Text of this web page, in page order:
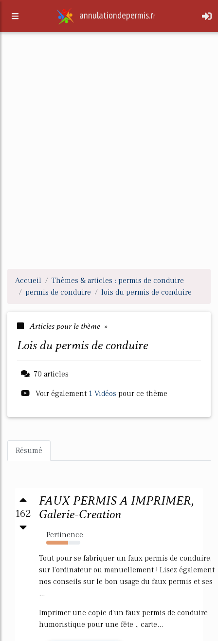
annulationdepermis.fr
Accueil
Thèmes & articles : permis de conduire
permis de conduire
lois du permis de conduire
Articles pour le thème »
lois du permis de conduire
70 articles
Voir également 1 Vidéos pour ce thème
Résumé
162
FAUX PERMIS A IMPRIMER,
Galerie-Creation
Pertinence
64%
Tout pour se fabriquer un faux permis de conduire,
sur l'ordinateur ou manuellement ! Lisez également
nos conseils sur le bon usage du faux permis et ses
...
Imprimer une copie d'un faux permis de conduire
humoristique pour une fête ., carte...